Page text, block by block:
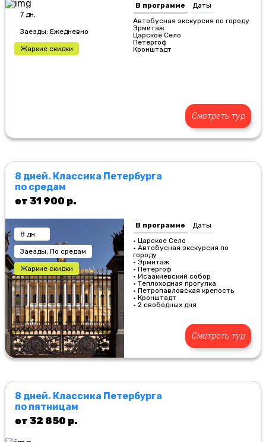
7 дн.
Заезды: Ежедневно
Жаркие скидки
В программе
Даты
Автобусная экскурсия по городу
Эрмитаж
Царское Село
Петергоф
Кронштадт
Смотреть тур
8 дней. Классика Петербурга
по средам
от 31 900 р.
8 дн.
Заезды: По средам
Жаркие скидки
В программе
Даты
• Царское Село
• Автобусная экскурсия по
городу
• Эрмитаж
• Петергоф
• Исаакиевский собор
• Теплоходная прогулка
• Петропавловская крепость
• Кронштадт
• 2 свободных дня
Смотреть тур
8 дней. Классика Петербурга
по пятницам
от 32 850 р.